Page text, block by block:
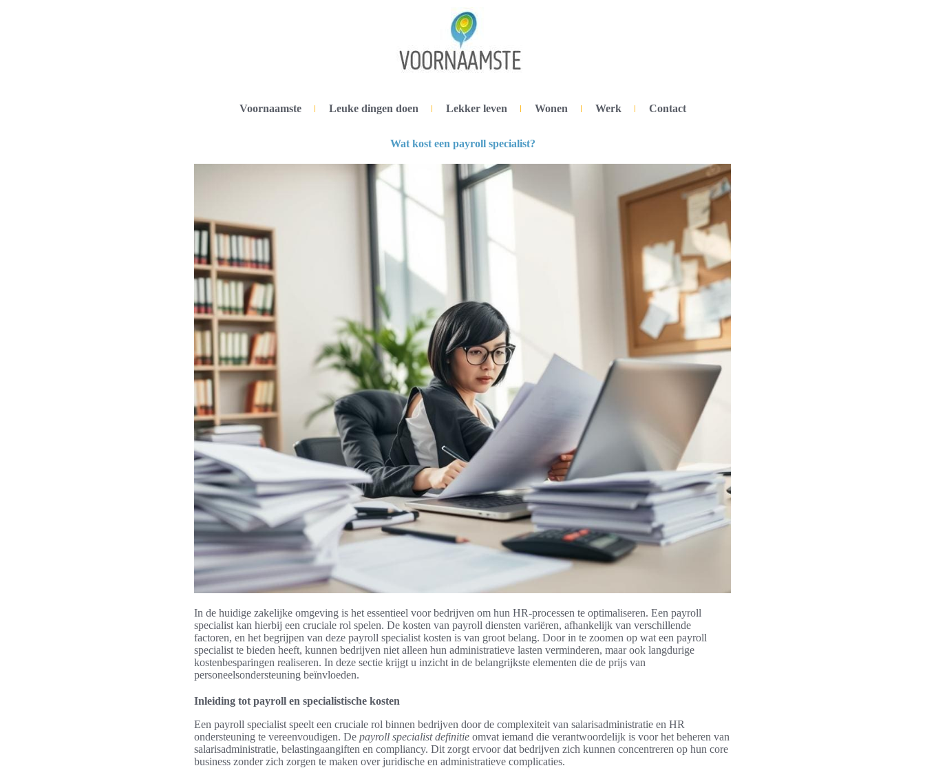
Voornaamste Leuke dingen doen Lekker leven Wonen Werk Contact
Wat kost een payroll specialist?
In de huidige zakelijke omgeving is het essentieel voor bedrijven om hun HR-processen te optimaliseren. Een payroll
specialist kan hierbij een cruciale rol spelen. De kosten van payroll diensten variëren, afhankelijk van verschillende
factoren, en het begrijpen van deze payroll specialist kosten is van groot belang. Door in te zoomen op wat een payroll
specialist te bieden heeft, kunnen bedrijven niet alleen hun administratieve lasten verminderen, maar ook langdurige
kostenbesparingen realiseren. In deze sectie krijgt u inzicht in de belangrijkste elementen die de prijs van
personeelsondersteuning beïnvloeden.
Inleiding tot payroll en specialistische kosten
Een payroll specialist speelt een cruciale rol binnen bedrijven door de complexiteit van salarisadministratie en HR
ondersteuning te vereenvoudigen. De payroll specialist definitie omvat iemand die verantwoordelijk is voor het beheren van
salarisadministratie, belastingaangiften en compliancy. Dit zorgt ervoor dat bedrijven zich kunnen concentreren op hun core
business zonder zich zorgen te maken over juridische en administratieve complicaties.